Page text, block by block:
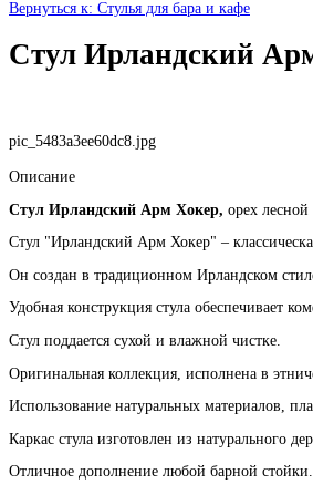
Вернуться к: Стулья для бара и кафе
Стул Ирландский
pic_5483a3ee60dc8.jpg
Описание
Стул Ирландский Арм Хокер, орех
Стул "Ирландский Арм Хокер" –
Он создан в традиционном Ирландском
Удобная конструкция стула обеспечивает
Стул поддается сухой и влажной чистке.
Оригинальная коллекция, исполнена в
Использование натуральных материалов,
Каркас стула изготовлен из натурального
Отличное дополнение любой барной стойки.